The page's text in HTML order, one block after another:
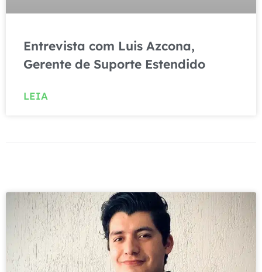
Entrevista com Luis Azcona,
Gerente de Suporte Estendido
LEIA